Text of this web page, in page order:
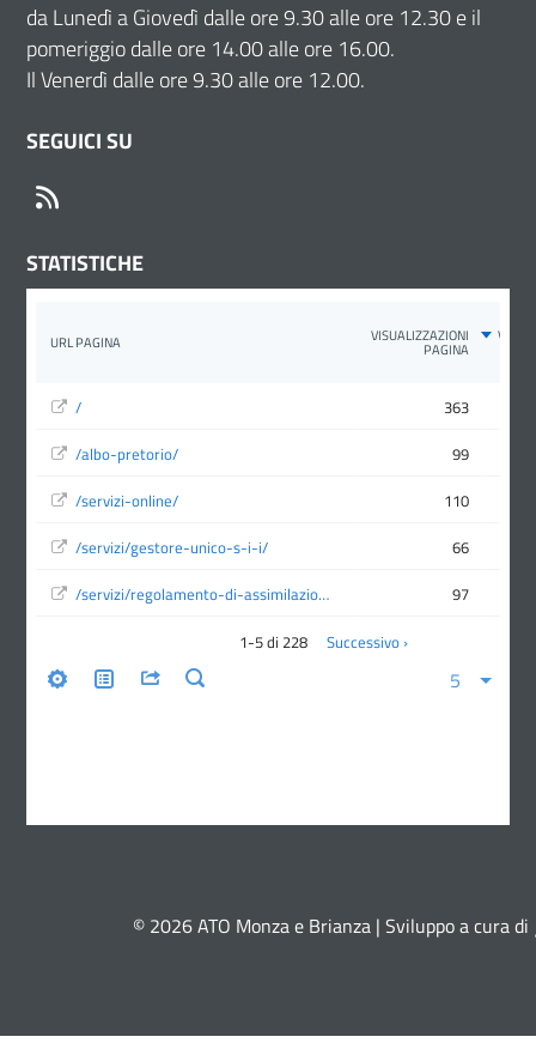
da Lunedì a Giovedì dalle ore 9.30 alle ore 12.30 e il
pomeriggio dalle ore 14.00 alle ore 16.00.
Il Venerdì dalle ore 9.30 alle ore 12.00.
SEGUICI SU
STATISTICHE
© 2026 ATO Monza e Brianza | Sviluppo a cura di